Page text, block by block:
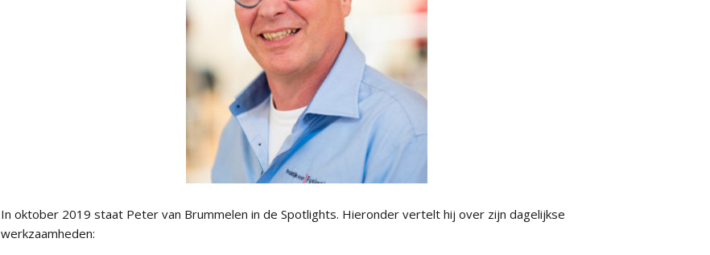
In oktober 2019 staat Peter van Brummelen in de Spotlights. Hieronder vertelt hij over zijn dagelijkse
werkzaamheden: